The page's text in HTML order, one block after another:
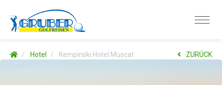
Hotel Kempinski Hotel Muscat ZURÜCK